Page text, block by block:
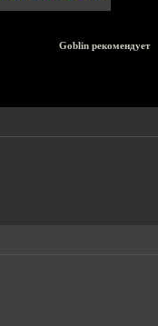
Goblin рекомендует